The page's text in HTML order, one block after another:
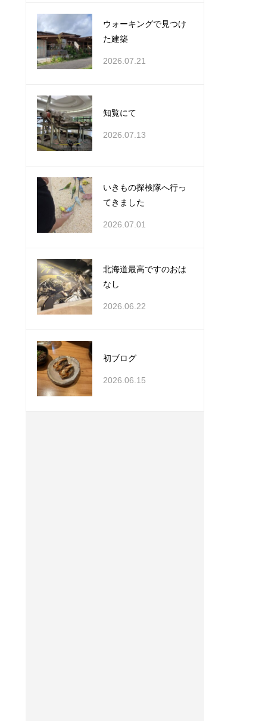
ウォーキングで見つけ
た建築
2026.07.21
知覧にて
2026.07.13
いきもの探検隊へ行っ
てきました
2026.07.01
北海道最高ですのおは
なし
2026.06.22
初ブログ
2026.06.15